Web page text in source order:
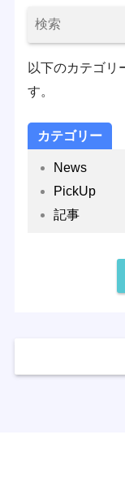
以下のカテゴリ
す。
カテゴリー
News
PickUp
記事